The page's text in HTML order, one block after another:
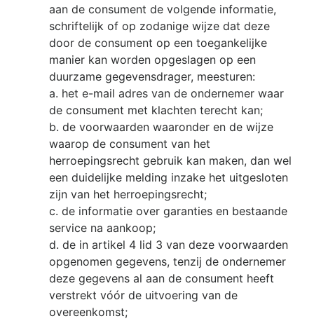
aan de consument de volgende informatie,
schriftelijk of op zodanige wijze dat deze
door de consument op een toegankelijke
manier kan worden opgeslagen op een
duurzame gegevensdrager, meesturen:
a. het e-mail adres van de ondernemer waar
de consument met klachten terecht kan;
b. de voorwaarden waaronder en de wijze
waarop de consument van het
herroepingsrecht gebruik kan maken, dan wel
een duidelijke melding inzake het uitgesloten
zijn van het herroepingsrecht;
c. de informatie over garanties en bestaande
service na aankoop;
d. de in artikel 4 lid 3 van deze voorwaarden
opgenomen gegevens, tenzij de ondernemer
deze gegevens al aan de consument heeft
verstrekt vóór de uitvoering van de
overeenkomst;